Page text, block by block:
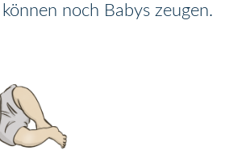
noch Babys zeugen.